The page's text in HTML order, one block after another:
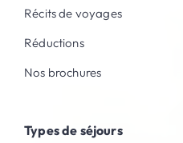
Récits de voyages
Réductions
Nos brochures
Types de séjours